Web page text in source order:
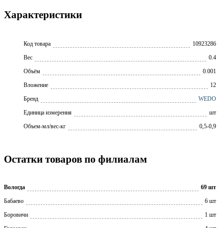
Характеристики
Код товара
10923286
Вес
0.4
Объём
0.001
Вложение
12
Бренд
WEDO
Единица измерения
шт
Объем-мл/вес-кг
0,5-0,9
Остатки товаров по филиалам
Вологда
69 шт
Бабаево
6 шт
Боровичи
1 шт